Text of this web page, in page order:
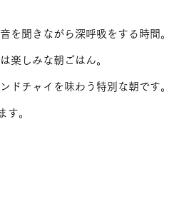
を聞きながら深呼吸をする時間。
楽しみな朝ごはん。
ドチャイを味わう特別な朝です。
す。